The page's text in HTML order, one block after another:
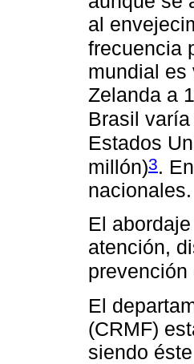
al
frecuencia
mundial es
Zelanda a
Brasil
Estados
millón)3.
nacionales.
El
atención,
El
(CRMF)
siendo